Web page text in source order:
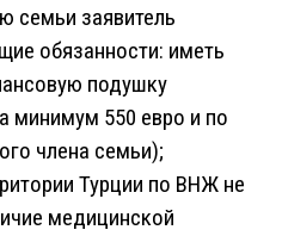
семьи заявитель
обязанности: иметь
подушку
минимум 550 евро и по
члена семьи);
Турции по ВНЖ не
медицинской